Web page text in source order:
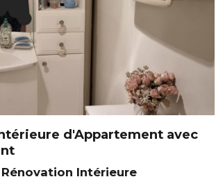
d'Appartement avec
Intérieure